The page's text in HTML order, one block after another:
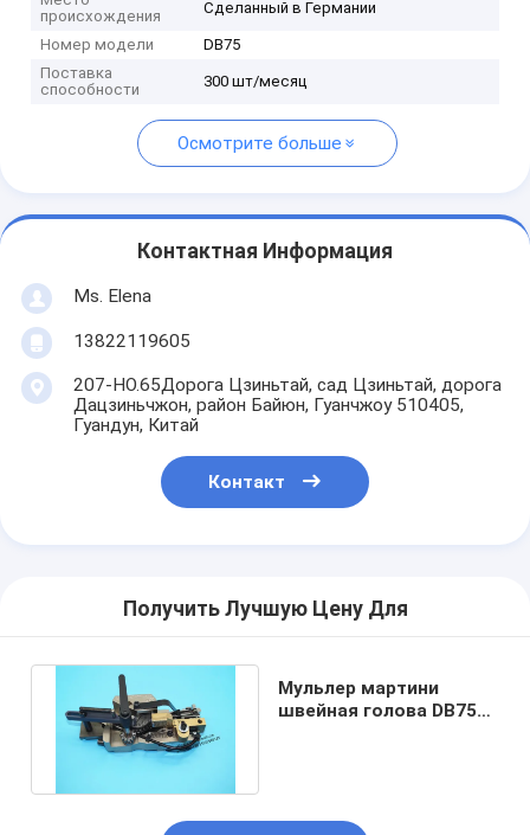
происхождения
Сделанный в Германии
Номер модели
DB75
Поставка
способности
300 шт/месяц
Осмотрите больше
Контактная Информация
Ms. Elena
13822119605
207-НО.65Дорога Цзиньтай, сад Цзиньтай, дорога
Дацзиньчжон, район Байюн, Гуанчжоу 510405,
Гуандун, Китай
Контакт
Получить Лучшую Цену Для
Мульлер мартини
швейная голова DB75